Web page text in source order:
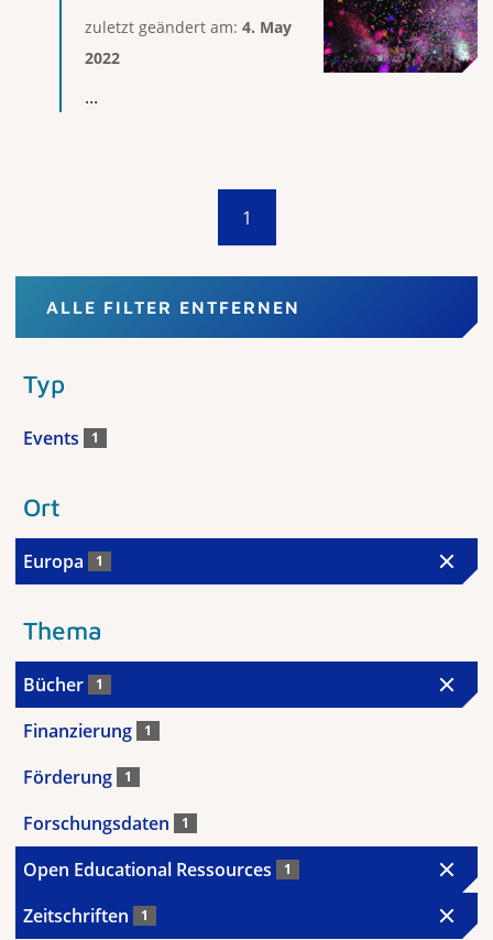
zuletzt geändert am: 4. May
2022
...
1
ALLE FILTER ENTFERNEN
Typ
Events 1
Ort
Europa 1
Thema
Bücher 1
Finanzierung 1
Förderung 1
Forschungsdaten 1
Open Educational Ressources 1
Zeitschriften 1